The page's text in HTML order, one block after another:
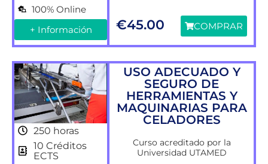
100% Online
+ Información
€45.00 COMPRAR
250 horas
10 Créditos
ECTS
USO ADECUADO Y
SEGURO DE
HERRAMIENTAS Y
MAQUINARIAS PARA
CELADORES
Curso acreditado por la
Universidad UTAMED